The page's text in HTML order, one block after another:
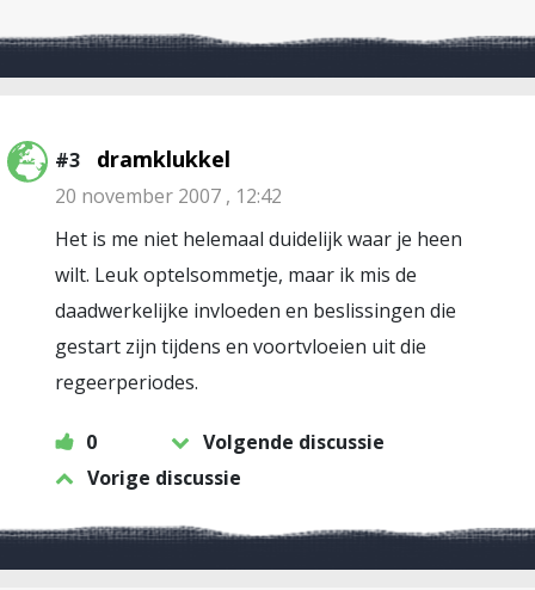
#3 dramklukkel
20 november 2007 , 12:42
Het is me niet helemaal duidelijk waar je heen
wilt. Leuk optelsommetje, maar ik mis de
daadwerkelijke invloeden en beslissingen die
gestart zijn tijdens en voortvloeien uit die
regeerperiodes.
0
Volgende discussie
Vorige discussie